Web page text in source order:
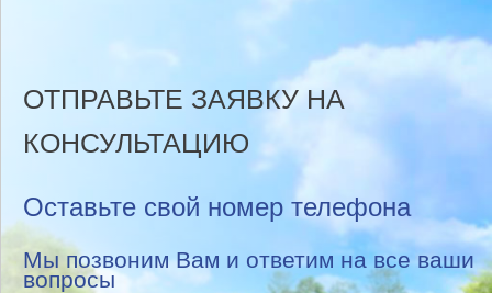
ОТПРАВЬТЕ ЗАЯВКУ НА
КОНСУЛЬТАЦИЮ
Оставьте свой номер телефона
Мы позвоним Вам и ответим на все ваши
вопросы